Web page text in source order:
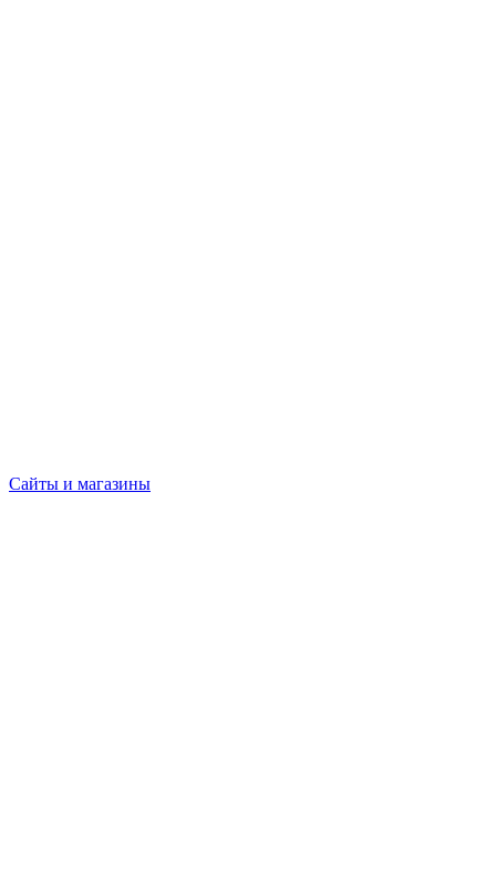
Сайты и магазины